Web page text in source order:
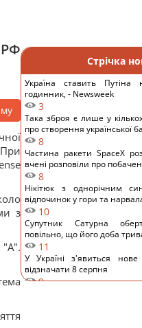
з
"А".
Стрічка
Україна ставить Путіна
годинник, - Newsweek
3
Така зброя є лише у
про створення української
8
Частина ракети SpaceX
вчені розповіли про
8
Нікітюк з однорічним
відпочинок у гори та
10
Супутник Сатурна
повільно, що його доба
11
У Україні з'явиться
відзначати 8 серпня
9